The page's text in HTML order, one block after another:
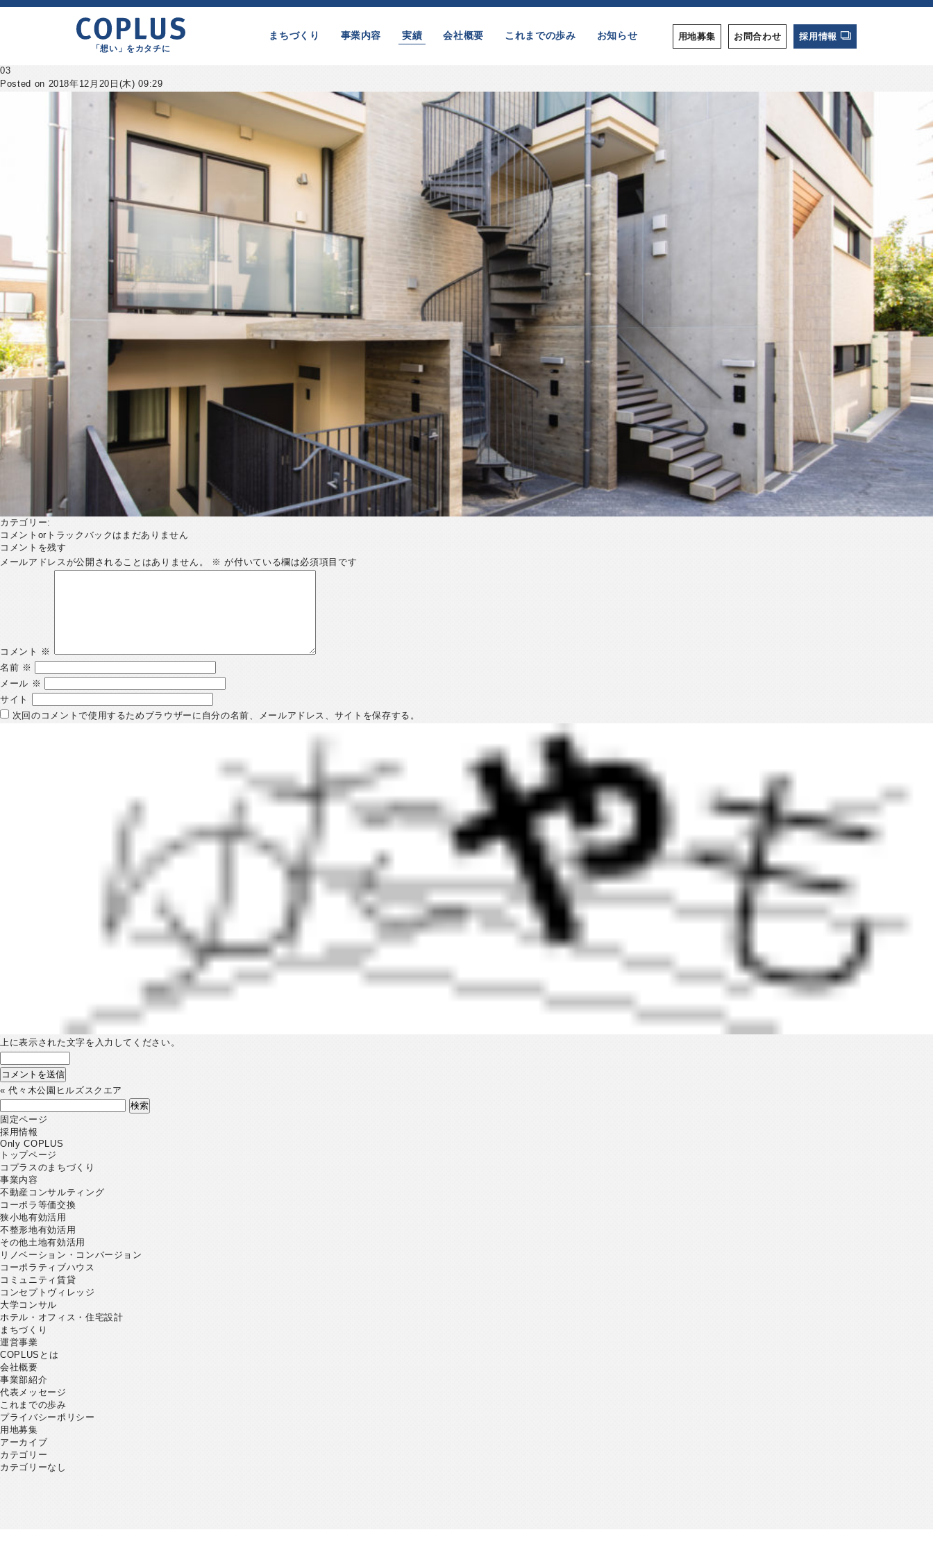
「想い」をカタチに
まちづくり 事業内容 実績 会社概要 これまでの歩み お知らせ 用地募集 お問合わせ 採用情報
03
Posted on 2018年12月20日(木) 09:29
カテゴリー:
コメントorトラックバックはまだありません
コメントを残す
メールアドレスが公開されることはありません。
※ が付いている欄は必須項目です
コメント
※
名前 ※
メール ※
サイト
次回のコメントで使用するためブラウザーに自分の名前、メールアドレス、サイトを保存する。
上に表示された文字を入力してください。
«代々木公園ヒルズスクエア
検
索:
固定ページ
採用情報
Only COPLUS
トップページ
コプラスのまちづくり
事業内容
不動産コンサルティング
コーポラ等価交換
狭小地有効活用
不整形地有効活用
その他土地有効活用
リノベーション・コンバージョン
コーポラティブハウス
コミュニティ賃貸
コンセプトヴィレッジ
大学コンサル
ホテル・オフィス・住宅設計
まちづくり
運営事業
COPLUSとは
会社概要
事業部紹介
代表メッセージ
これまでの歩み
プライバシーポリシー
用地募集
アーカイブ
カテゴリー
カテゴリーなし